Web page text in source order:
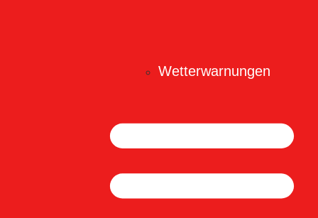
Wetterwarnungen